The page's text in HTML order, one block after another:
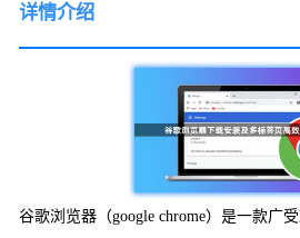
详情介绍
谷歌浏览器（google chrome）是一款广